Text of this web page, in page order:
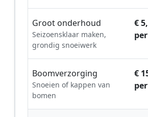
Groot onderhoud
Seizoensklaar maken,
grondig snoeiwerk
€
Boomverzorging
Snoeien of kappen van
bomen
€